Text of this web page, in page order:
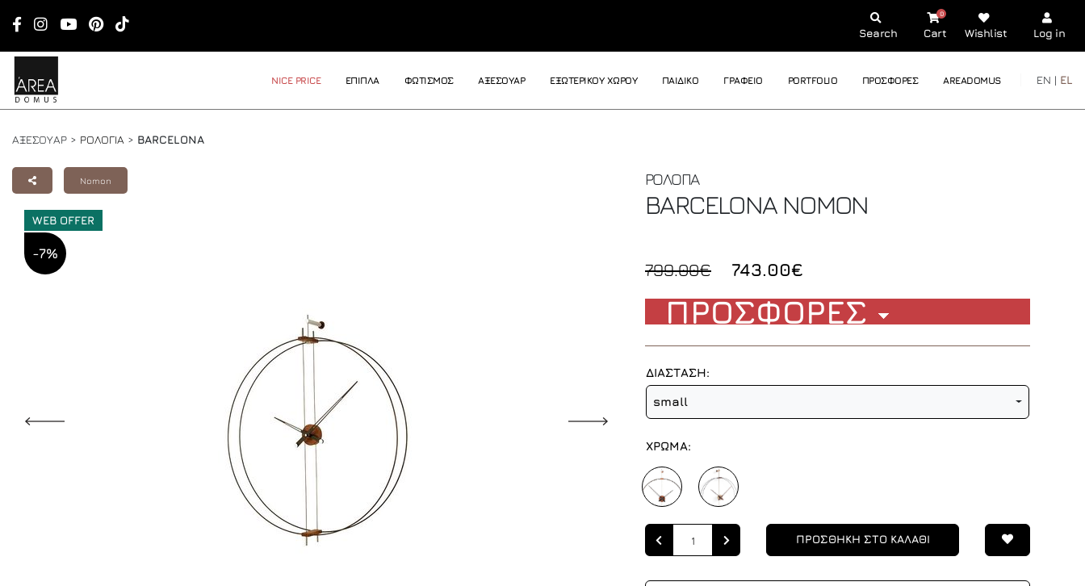
Search Cart
0
Wishlist Log in
NICE PRICE ΕΠΙΠΛΑ ΦΩΤΙΣΜΟΣ ΑΞΕΣΟΥΑΡ ΕΞΩΤΕΡΙΚΟΥ ΧΩΡΟΥ ΠΑΙΔΙΚΟ ΓΡΑΦΕΙΟ PORTFOLIO ΠΡΟΣΦΟΡΕΣ AREADOMUS EN | EL
ΑΞΕΣΟΥΑΡ > ΡΟΛΟΓΙΑ > BARCELONA
Nomon
WEB OFFER
-7%
ΡΟΛΟΓΙΑ
BARCELONA NOMON
799.00€ 743.00€
ΠΡΟΣΦΟΡΕΣ
ΔΙΑΣΤΑΣΗ:
small
ΧΡΩΜΑ:
ΠΡΟΣΘΗΚΗ ΣΤΟ ΚΑΛΑΘΙ